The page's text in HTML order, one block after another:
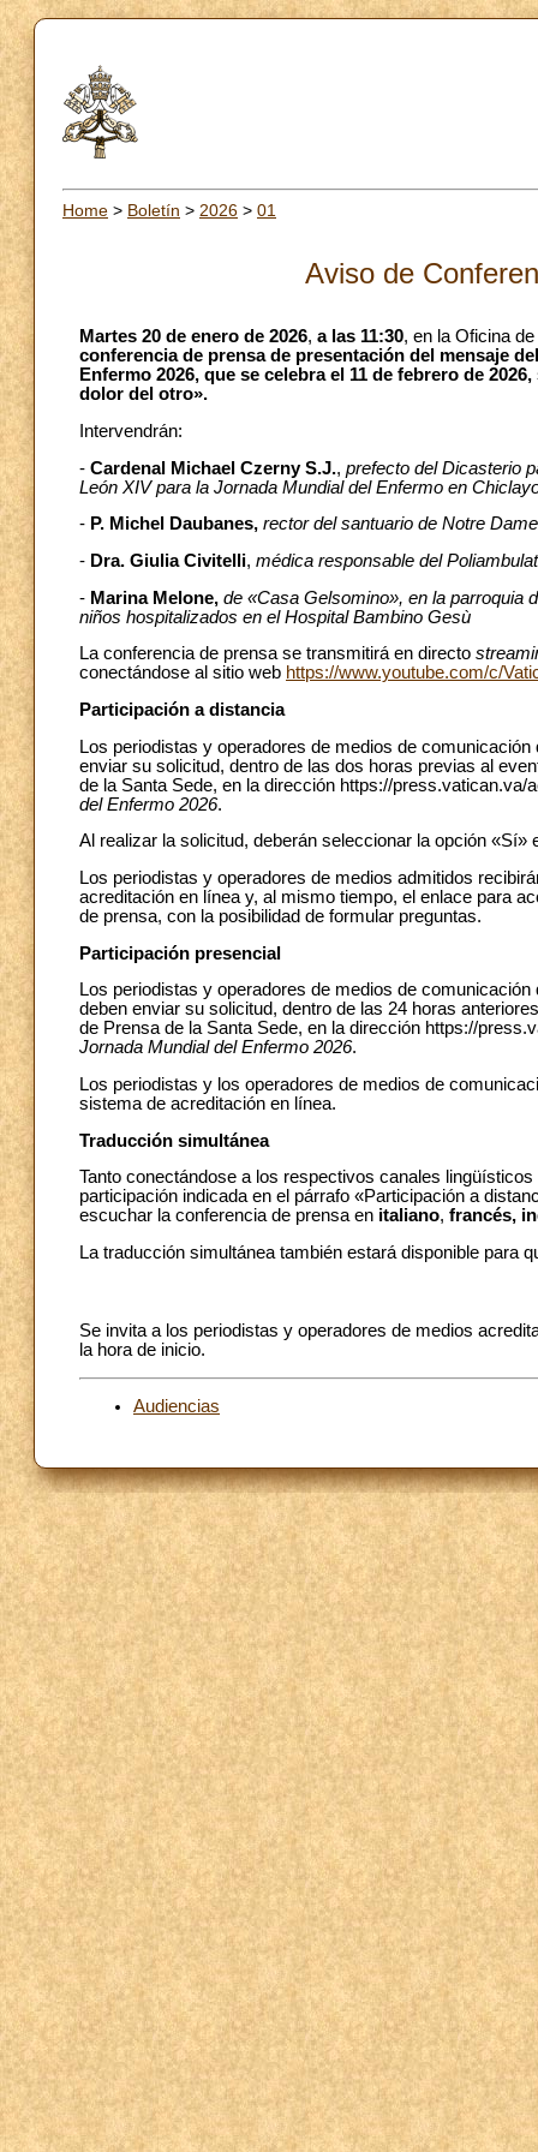
Home > Boletín > 2026 > 01
Aviso de
Martes 20 de enero de 2026, a las 11:30, en la Oficina
conferencia de prensa de presentación del mensaje
Enfermo 2026, que se celebra el 11 de febrero de 2026,
dolor del otro».
Intervendrán:
- Cardenal Michael Czerny S.J., prefecto del Dicasterio
León XIV para la Jornada Mundial del Enfermo en
- P. Michel Daubanes, rector del santuario de Notre
- Dra. Giulia Civitelli, médica responsable del
- Marina Melone, de «Casa Gelsomino», en la parroquia
niños hospitalizados en el Hospital Bambino Gesù
La conferencia de prensa se transmitirá en directo
conectándose al sitio web https://www.youtube.com/c/
Participación a distancia
Los periodistas y operadores de medios de
enviar su solicitud, dentro de las dos horas previas al
de la Santa Sede, en la dirección https://
del Enfermo 2026.
Al realizar la solicitud, deberán seleccionar la opción «Sí»
Los periodistas y operadores de medios admitidos
acreditación en línea y, al mismo tiempo, el enlace para
de prensa, con la posibilidad de formular preguntas.
Participación presencial
Los periodistas y operadores de medios de
deben enviar su solicitud, dentro de las 24 horas
de Prensa de la Santa Sede, en la dirección https://
Jornada Mundial del Enfermo 2026.
Los periodistas y los operadores de medios de
sistema de acreditación en línea.
Traducción simultánea
Tanto conectándose a los respectivos canales
participación indicada en el párrafo «Participación a
escuchar la conferencia de prensa en italiano, francés,
La traducción simultánea también estará disponible para
Se invita a los periodistas y operadores de medios
la hora de inicio.
Audiencias